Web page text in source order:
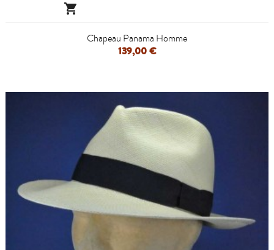

Chapeau Panama Homme
139,00 €